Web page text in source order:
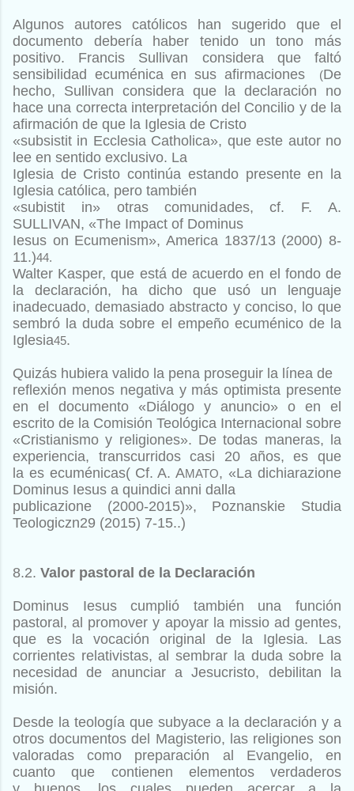
Algunos autores católicos han sugerido que el
documento debería haber tenido un tono más
positivo. Francis Sullivan considera que faltó
sensibilidad ecuménica en sus afirmaciones
(De
hecho, Sullivan considera que la declaración no
hace una correcta interpretación del Concilio y de la
afirmación de que la Iglesia de Cristo
«subsistit in Ecclesia Catholica», que este autor no
lee en sentido exclusivo. La
Iglesia de Cristo continúa estando presente en la
Iglesia católica, pero también
«subistit in» otras comunidades, cf. F. A.
SULLIVAN, «The Impact of Dominus
Iesus on Ecumenism», America 1837/13 (2000) 8-
11.)44.
Walter Kasper, que está de acuerdo en el fondo de
la declaración, ha dicho que usó un lenguaje
inadecuado, demasiado abstracto y conciso, lo que
sembró la duda sobre el empeño ecuménico de la
Iglesia45.
Quizás hubiera valido la pena proseguir la línea de
reflexión menos negativa y más optimista presente
en el documento «Diálogo y anuncio» o en el
escrito de la Comisión Teológica Internacional sobre
«Cristianismo y religiones». De todas maneras, la
experiencia, transcurridos casi 20 años, es que
la es ecuménicas( Cf. A. AMATO, «La dichiarazione
Dominus Iesus a quindici anni dalla
publicazione (2000-2015)», Poznanskie Studia
Teologiczn29 (2015) 7-15..)
8.2. Valor pastoral de la Declaración
Dominus Iesus cumplió también una función
pastoral, al promovery apoyar la missio ad gentes,
que es la vocación original de la Iglesia. Las
corrientes relativistas, al sembrar la duda sobre la
necesidad de anunciar a Jesucristo, debilitan la
misión.
Desde la teología que subyace a la declaración y a
otros documentosdel Magisterio, las religiones son
valoradas como preparación al Evangelio, en
cuanto que contienen elementos verdaderos